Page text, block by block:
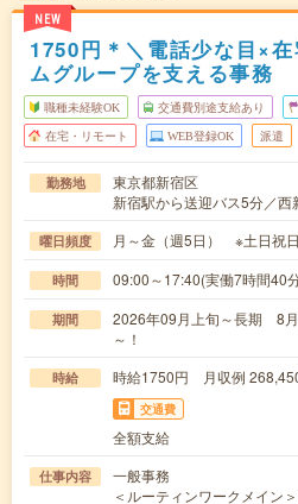
NEW
1750円＊＼電話少な目×
ムグループを支える事務
職種未経験OK 交通費別途支給あり
在宅・リモート WEB登録OK 派遣
勤務地
東京都新宿区
新宿駅から送迎バス5分／
曜日頻度 月～金（週5日） ※土日祝日
時間 09:00～17:40(実働7時間40
期間
2026年09月上旬～長期 8
～！
時給 時給1750円 月収例
交通費
全額支給
仕事内容
一般事務
＜ルーティンワークメイン